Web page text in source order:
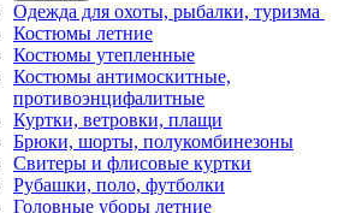
Одежда для охоты, рыбалки, туризма
Костюмы летние
Костюмы утепленные
Костюмы антимоскитные,
противоэнцифалитные
Куртки, ветровки, плащи
Брюки, шорты, полукомбинезоны
Свитеры и флисовые куртки
Рубашки, поло, футболки
Головные уборы летние